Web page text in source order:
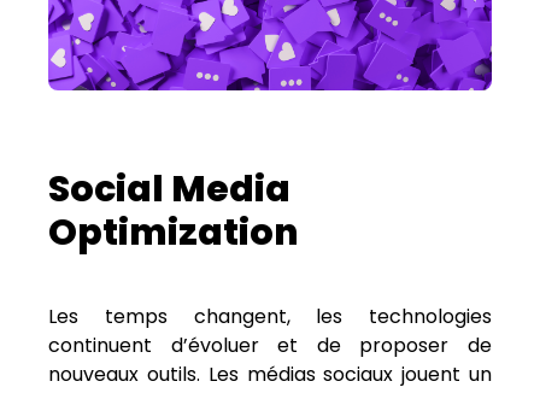
Social Media
Optimization
Les temps changent, les technologies
continuent d’évoluer et de proposer de
nouveaux outils. Les médias sociaux jouent un